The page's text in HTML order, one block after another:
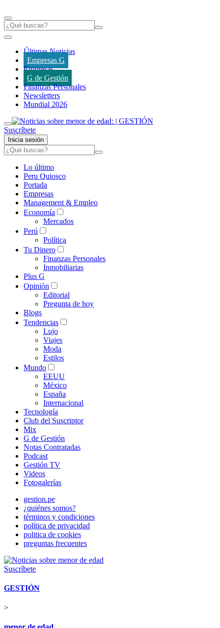
Últimas Noticias
Empresas G
Empresas
G de Gestión
Finanzas Personales
Newsletters
Mundial 2026
Suscríbete
Inicia sesión
Lo último
Peru Quiosco
Portada
Empresas
Management & Empleo
Economía
Mercados
Perú
Política
Tu Dinero
Finanzas Personales
Inmobiliarias
Plus G
Opinión
Editorial
Pregunta de hoy
Blogs
Tendencias
Lujo
Viajes
Moda
Estilos
Mundo
EEUU
México
España
Internacional
Tecnología
Club del Suscriptor
Mix
G de Gestión
Notas Contratadas
Podcast
Gestión TV
Videos
Fotogalerías
gestion.pe
¿quiénes somos?
términos y condiciones
política de privacidad
politica de cookies
preguntas frecuentes
Suscríbete
GESTIÓN
>